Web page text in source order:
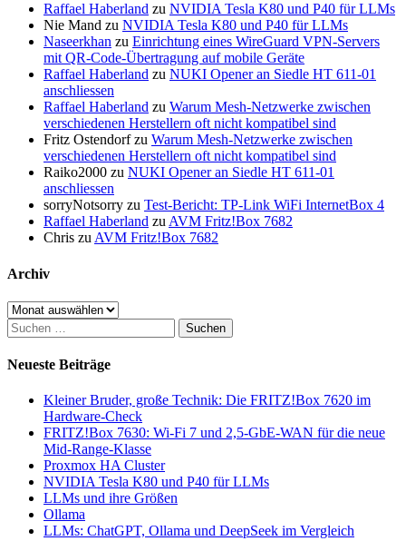
Raffael Haberland zu NVIDIA Tesla K80 und P40 für LLMs
Nie Mand zu NVIDIA Tesla K80 und P40 für LLMs
Naseerkhan zu Einrichtung eines WireGuard VPN-Servers
mit QR-Code-Übertragung auf mobile Geräte
Raffael Haberland zu NUKI Opener an Siedle HT 611-01
anschliessen
Raffael Haberland zu Warum Mesh-Netzwerke zwischen
verschiedenen Herstellern oft nicht kompatibel sind
Fritz Ostendorfzu Warum Mesh-Netzwerke zwischen
verschiedenen Herstellern oft nicht kompatibel sind
Raiko2000 zu NUKI Opener an Siedle HT 611-01
anschliessen
sorryNotsorry zu Test-Bericht: TP-Link WiFi InternetBox 4
Raffael Haberland zu AVM Fritz!Box 7682
Chris zu AVM Fritz!Box 7682
Archiv
Archiv
Suchen
nach:
Neueste Beiträge
Kleiner Bruder, große Technik: Die FRITZ!Box 7620 im
Hardware-Check
FRITZ!Box 7630: Wi-Fi 7 und 2,5-GbE-WAN für die neue
Mid-Range-Klasse
Proxmox HA Cluster
NVIDIA Tesla K80 und P40 für LLMs
LLMs und ihre Größen
Ollama
LLMs: ChatGPT, Ollama und DeepSeek im Vergleich